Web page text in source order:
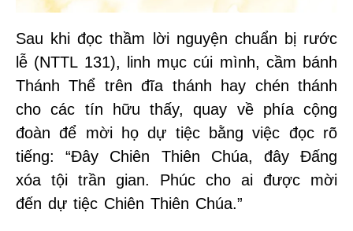
Sau khi đọc thầm lời nguyện chuẩn bị rước
lễ (NTTL 131), linh mục cúi mình, cầm bánh
Thánh Thể trên đĩa thánh hay chén thánh
cho các tín hữu thấy, quay về phía cộng
đoàn để mời họ dự tiệc bằng việc đọc rõ
tiếng: “Đây Chiên Thiên Chúa, đây Đấng
xóa tội trần gian. Phúc cho ai được mời
đến dự tiệc Chiên Thiên Chúa.”